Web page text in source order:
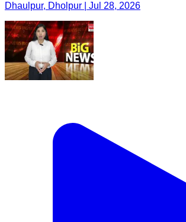
Dhaulpur, Dholpur | Jul 28, 2026